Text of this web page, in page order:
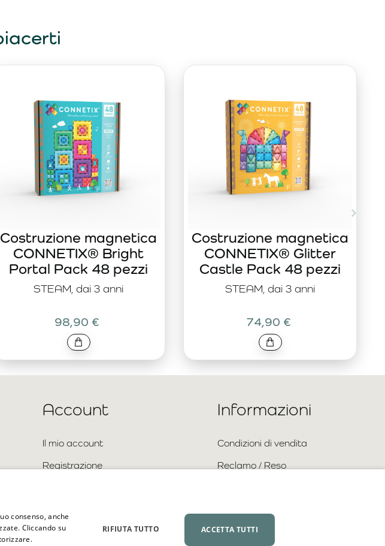
STEAM, dai 3 anni
Costruzione magnetica
CONNETIX® Bright
Portal Pack 48 pezzi
98,90 €
STEAM, dai 3 anni
Costruzione magnetica
CONNETIX® Glitter
Castle Pack 48 pezzi
74,90 €
Account
Il mio account
Registrazione
Informazioni
Condizioni di vendita
Reclamo / Reso
Collaborazione all’ingrosso
consenso, anche
Cliccando su
ACCETTA TUTTI
RIFIUTA TUTTO